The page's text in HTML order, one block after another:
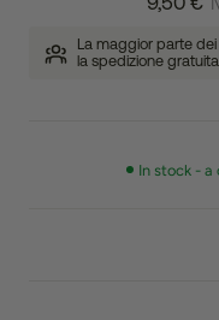
La maggior parte
la spedizione gratuita
In stock -